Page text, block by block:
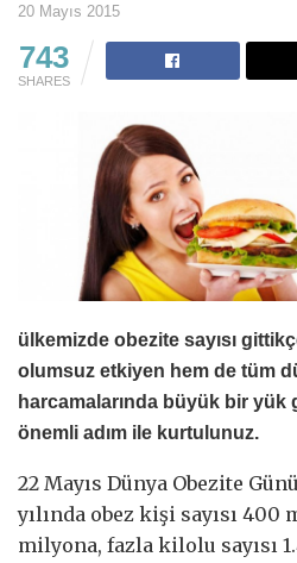
20 Mayıs 2015
743
SHARES
ülkemizde obezite sayısı
olumsuz etkiyen hem de tüm
harcamalarında büyük bir yük
önemli adım ile kurtulunuz.
22 Mayıs Dünya Obezite
yılında obez kişi sayısı 400
milyona, fazla kilolu sayısı